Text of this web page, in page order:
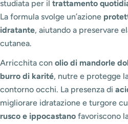
studiata per il trattamento
La formula svolge un’azione
idratante, aiutando a preservare
cutanea.
Arricchita con olio di mandorle
burro di karité, nutre e protegge
contorno occhi. La presenza di
migliorare idratazione e turgore
rusco e ippocastano favoriscono